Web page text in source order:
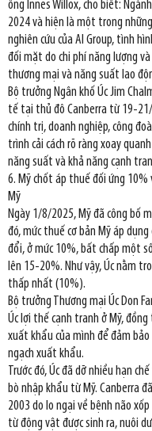
ông Innes Willox, cho biết:
2024 và hiện là một trong
nghiên cứu của AI Group, tình
đối mặt do chi phí năng lượng
thương mại và năng suất lao
Bộ trưởng Ngân khố Úc Jim
tế tại thủ đô Canberra từ 19-
chính trị, doanh nghiệp, công
trình cải cách rõ ràng xoay
năng suất và khả năng cạnh
6. Mỹ chốt áp thuế đối ứng 10%
Mỹ
Ngày 1/8/2025, Mỹ đã công bố
đó, mức thuế cơ bản Mỹ áp
đổi, ở mức 10%, bất chấp một
lên 15-20%. Như vậy, Úc nằm
thấp nhất (10%).
Bộ trưởng Thương mại Úc Don
Úc lợi thế cạnh tranh ở Mỹ,
xuất khẩu của mình để đảm
ngạch xuất khẩu.
Trước đó, Úc đã dỡ nhiều hạn
bò nhập khẩu từ Mỹ. Canberra
2003 do lo ngại về bệnh não
từ động vật được sinh ra, nuôi